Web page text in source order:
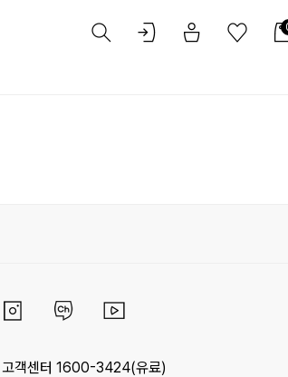
고객센터 1600-3424(유료)